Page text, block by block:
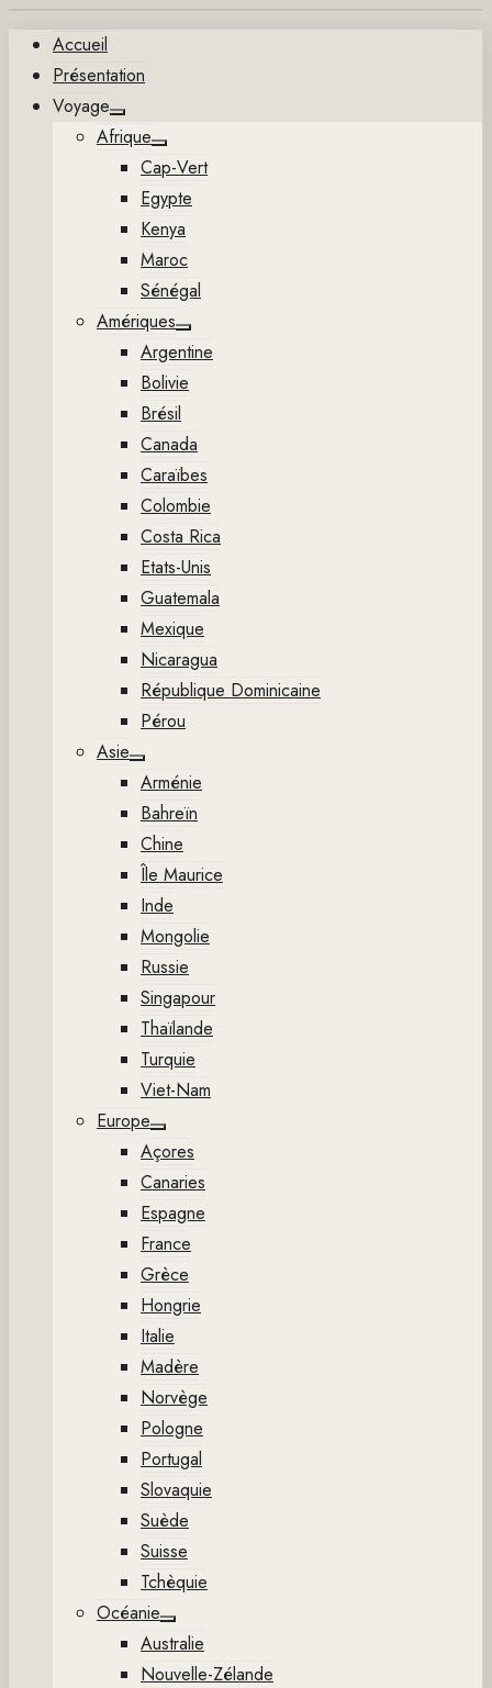
contenu
Accueil
Présentation
Voyage
Show
sub
menu
Afrique
Show
sub
menu
Cap-Vert
Egypte
Kenya
Maroc
Sénégal
Amériques
Show
sub
menu
Argentine
Bolivie
Brésil
Canada
Caraïbes
Colombie
Costa Rica
Etats-Unis
Guatemala
Mexique
Nicaragua
République Dominicaine
Pérou
Asie
Show
sub
menu
Arménie
Bahreïn
Chine
Île Maurice
Inde
Mongolie
Russie
Singapour
Thaïlande
Turquie
Viet-Nam
Europe
Show
sub
menu
Açores
Canaries
Espagne
France
Grèce
Hongrie
Italie
Madère
Norvège
Pologne
Portugal
Slovaquie
Suède
Suisse
Tchèquie
Océanie
Show
sub
menu
Australie
Nouvelle-Zélande